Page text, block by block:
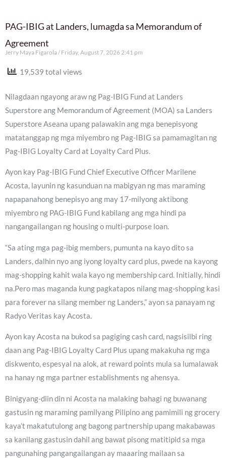
PAG-IBIG at Landers, lumagda sa Memorandum of
Agreement
Jerry Maya Figarola Friday, August 7, 2026 2:41 pm
19,539 total views
Nilagdaan ngayong araw ng Pag-IBIG Fund at Landers
Superstore ang Memorandum of Agreement (MOA) sa Landers
Superstore Aseana upang palawakin ang mga benepisyong
matatanggap ng mga miyembro ng Pag-IBIG sa pamamagitan ng
Pag-IBIG Loyalty Card at Loyalty Card Plus.
Ayon kay Pag-IBIG Fund Chief Executive Officer Marilene
Acosta, layunin ng kasunduan na mabigyan ng mas maraming
napapanahong benepisyo ang may 17-milyong aktibong
miyembro ng PAG-IBIG Fund kabilang ang mga hindi pa
nangangailangan ng housing o multi-purpose loan.
“Sa ating mga pag-ibig members, pumunta na kayo dito sa
Landers, dalhin nyo ang iyong loyalty card plus, pwede na kayong
mag-shopping kahit wala kayo ng membership card. Initially, hindi
na.Pero mas maganda kung pagkatapos nilang mag-shopping kasi
para forever na silang member ng Landers,” ayon sa panayam ng
Radyo Veritas kay Acosta.
Ayon kay Acosta na bukod sa pagiging cash card, nagsisilbi ring
daan ang Pag-IBIG Loyalty Card Plus upang makakuha ng mga
diskwento, espesyal na alok, at reward points mula sa lumalawak
na hanay ng mga partner establishments ng ahensya.
Binigyang-diin din ni Acosta na malaking bahagi ng buwanang
gastusin ng maraming pamilyang Pilipino ang pamimili ng grocery
kaya’t makatutulong ang bagong partnership upang makabawas
sa kanilang gastusin dahil ang bawat pisong matitipid sa mga
pangunahing pangangailangan ay maaaring mailaan sa